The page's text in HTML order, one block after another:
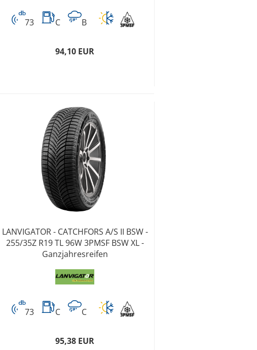
73 C B
94,10 EUR
LANVIGATOR - CATCHFORS A/S II BSW -
255/35Z R19 TL 96W 3PMSF BSW XL -
Ganzjahresreifen
73 C C
95,38 EUR